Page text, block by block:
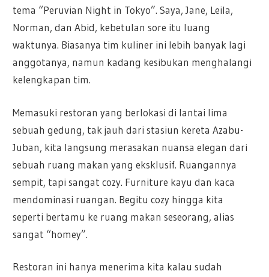
tema “Peruvian Night in Tokyo”. Saya, Jane, Leila,
Norman, dan Abid, kebetulan sore itu luang
waktunya. Biasanya tim kuliner ini lebih banyak lagi
anggotanya, namun kadang kesibukan menghalangi
kelengkapan tim.
Memasuki restoran yang berlokasi di lantai lima
sebuah gedung, tak jauh dari stasiun kereta Azabu-
Juban, kita langsung merasakan nuansa elegan dari
sebuah ruang makan yang eksklusif. Ruangannya
sempit, tapi sangat cozy. Furniture kayu dan kaca
mendominasi ruangan. Begitu cozy hingga kita
seperti bertamu ke ruang makan seseorang, alias
sangat “homey”.
Restoran ini hanya menerima kita kalau sudah